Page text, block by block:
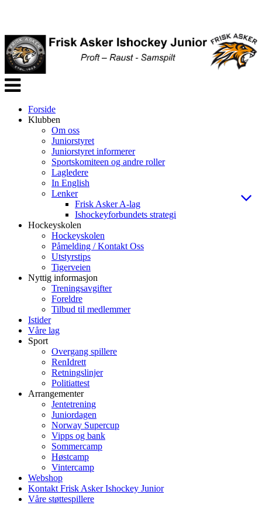
Veksle
navigasjon
Forside
Klubben
Om oss
Juniorstyret
Juniorstyret informerer
Sportskomiteen og andre roller
Lagledere
In English
Lenker
Frisk Asker A-lag
Ishockeyforbundets strategi
Hockeyskolen
Hockeyskolen
Påmelding / Kontakt Oss
Utstyrstips
Tigerveien
Nyttig informasjon
Treningsavgifter
Foreldre
Tilbud til medlemmer
Istider
Våre lag
Sport
Overgang spillere
RenIdrett
Retningslinjer
Politiattest
Arrangementer
Jentetrening
Juniordagen
Norway Supercup
Vipps og bank
Sommercamp
Høstcamp
Vintercamp
Webshop
Kontakt Frisk Asker Ishockey Junior
Våre støttespillere